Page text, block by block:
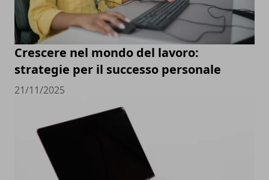
Crescere nel mondo del lavoro:
strategie per il successo personale
21/11/2025